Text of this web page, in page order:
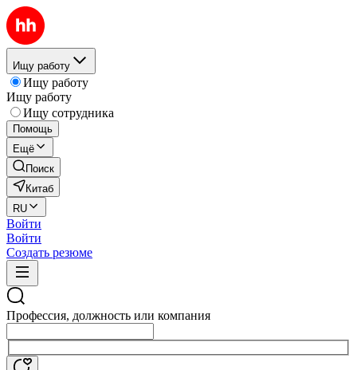
Ищу работу
Ищу работу
Ищу работу
Ищу сотрудника
Помощь
Ещё
Поиск
Китаб
RU
Войти
Войти
Создать резюме
Профессия, должность или компания